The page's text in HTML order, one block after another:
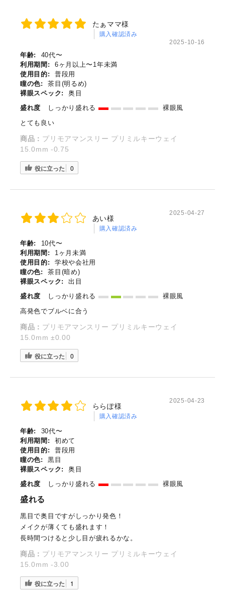
たぁママ様
購入確認済み
2025-10-16
年齢:
40代〜
利用期間:
6ヶ月以上〜1年未満
使用目的:
普段用
瞳の色:
茶目(明るめ)
裸眼スペック:
奥目
盛れ度
しっかり盛れる
裸眼風
とても良い
商品： プリモアマンスリー プリミルキーウェイ
15.0mm -0.75
役に立った 0
あい様
購入確認済み
2025-04-27
年齢:
10代〜
利用期間:
1ヶ月未満
使用目的:
学校や会社用
瞳の色:
茶目(暗め)
裸眼スペック:
出目
盛れ度
しっかり盛れる
裸眼風
高発色でブルベに合う
商品： プリモアマンスリー プリミルキーウェイ
15.0mm ±0.00
役に立った 0
ららぽ様
購入確認済み
2025-04-23
年齢:
30代〜
利用期間:
初めて
使用目的:
普段用
瞳の色:
黒目
裸眼スペック:
奥目
盛れ度
しっかり盛れる 裸眼風
盛れる
黒目で奥目ですがしっかり発色！
メイクが薄くても盛れます！
長時間つけると少し目が疲れるかな。
商品： プリモアマンスリー プリミルキーウェイ
15.0mm -3.00
役に立った 1